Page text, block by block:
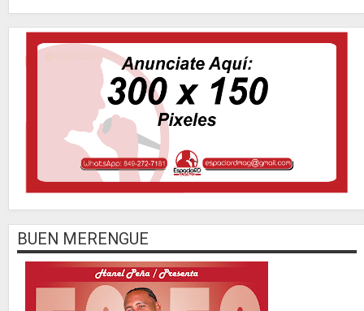
BUEN MERENGUE